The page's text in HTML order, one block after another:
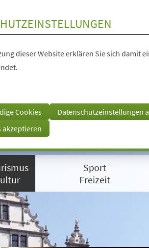
dieser Website erklären Sie sich damit
Cookies
Datenschutzeinstellungen
akzeptieren
Sport
Freizeit